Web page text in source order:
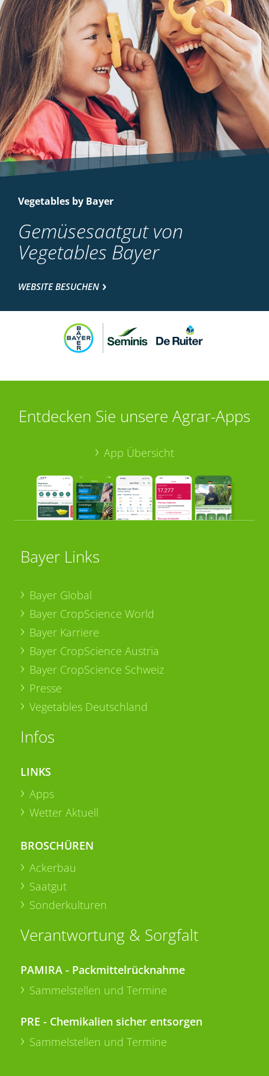
Vegetables by Bayer
Gemüsesaatgut von
Vegetables Bayer
WEBSITE BESUCHEN
Entdecken Sie unsere Agrar-Apps
App Übersicht
Bayer Links
Bayer Global
Bayer CropScience World
Bayer Karriere
Bayer CropScience Austria
Bayer CropScience Schweiz
Presse
Vegetables Deutschland
Infos
LINKS
Apps
Wetter Aktuell
BROSCHÜREN
Ackerbau
Saatgut
Sonderkulturen
Verantwortung & Sorgfalt
PAMIRA - Packmittelrücknahme
Sammelstellen und Termine
PRE - Chemikalien sicher entsorgen
Sammelstellen und Termine